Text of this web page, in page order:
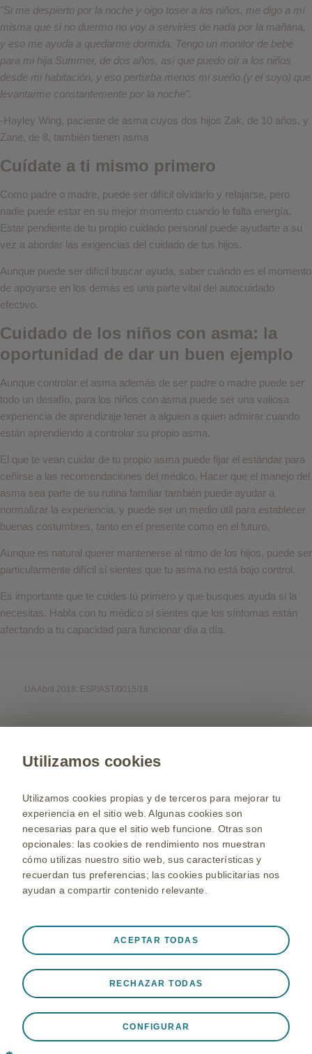
"Si me despierto por la noche y oigo toser a los niños, me digo a mí
misma que si no duermo no voy a servirles de nada por la mañana,
y eso me ayuda a quedarme dormida. Tengo un monitor de bebé
para mi hija Summer, de dos años, así que puedo oír a los niños
desde mi habitación, y eso perturba menos mi sueño (y el suyo) que
levantarme constantemente por la noche".
-Hayley Wing, paciente de asma cuyos dos hijos Zak, de 10 años, y
Zane, de 8, también tienen asma
Cuídate a ti mismo primero
Como padre o madre, puede ser difícil olvidarlo y relajarse, pero
nadie puede estar en su mejor momento cuando le falta energía.
Estar pendiente de tu propio cuidado personal puede ayudarte a su
vez a abordar las exigencias del cuidado de tus hijos.
Aunque puede ser difícil buscar ayuda, saber cuándo es el momento
de apoyarse en los demás es una parte vital del autocuidado
efectivo.
Cuidado de los niños con asma: la
oportunidad de dar un buen ejemplo
Aunque controlar el asma además de ser padre o madre puede ser
todo un desafío, para los niños con asma puede ser una valiosa
experiencia de aprendizaje tener a alguien a quien admirar cuando
están aprendiendo a controlar su propio asma.
El que te vean cuidar de tu propio asma puede fijar el estándar para
ceñirse a las recomendaciones del médico. Hacer que el manejo del
asma sea parte de su rutina familiar también puede ayudar a
normalizar la experiencia, y puede ser un medio útil para establecer
buenas costumbres, tanto en el presente como en el futuro.
Aunque es natural querer mantenerse al ritmo de los hijos, puede ser
particularmente difícil si sientes que tu asma no está bajo control.
Es importante que te cuides tú primero y que busques ayuda si la
necesitas. Habla con tu médico si sientes que los síntomas están
afectando a tu capacidad para funcionar día a día.
UA Abril 2018: ESP/AST/0015/18
Contacte con nosotros
las distintas formas de hacerlo:
Contacte
Web corporativa gsk.es
Mapa de la web
Términos y Condiciones de uso
Política de privacidad
Política de cookies
Utilizamos cookies
Utilizamos cookies propias y de terceros para mejorar tu
experiencia en el sitio web. Algunas cookies son
necesarias para que el sitio web funcione. Otras son
opcionales: las cookies de rendimiento nos muestran
cómo utilizas nuestro sitio web, sus características y
recuerdan tus preferencias; las cookies publicitarias nos
ayudan a compartir contenido relevante.
Cookies estrictamente necesarias
❮
Necesarias para que el sitio web funcione
adecuadamente, como almacenar datos de sesión
cookies y etiquetas, y proteger la seguridad del sitio web.
Además, algunas cookies se establecen en respuesta a
RECHAZAR TODAS
CONFIGURAR
ACEPTAR TODAS